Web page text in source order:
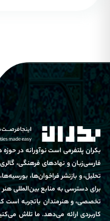
بکران پلتفرمی است نوآورانه در
فارسی‌زبان و نهادهای فرهنگی،
تحلیل، و بازنشر فراخوان‌ها،
برای دسترسی به منابع بین‌المللی
تخصصی، و هنرمندان باتجربه است
کاربردی ارائه می‌دهد. ما تلاش